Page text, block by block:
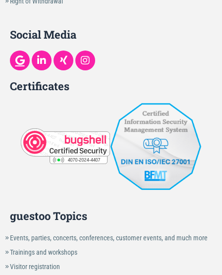
Social Media
Certificates
guestoo Topics
Events, parties, concerts, conferences, customer events, and much more
Trainings and workshops
Visitor registration